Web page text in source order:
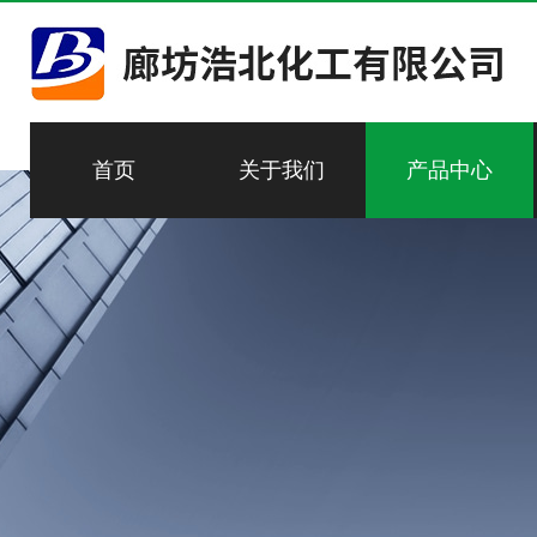
首页 关于我们 产品中心